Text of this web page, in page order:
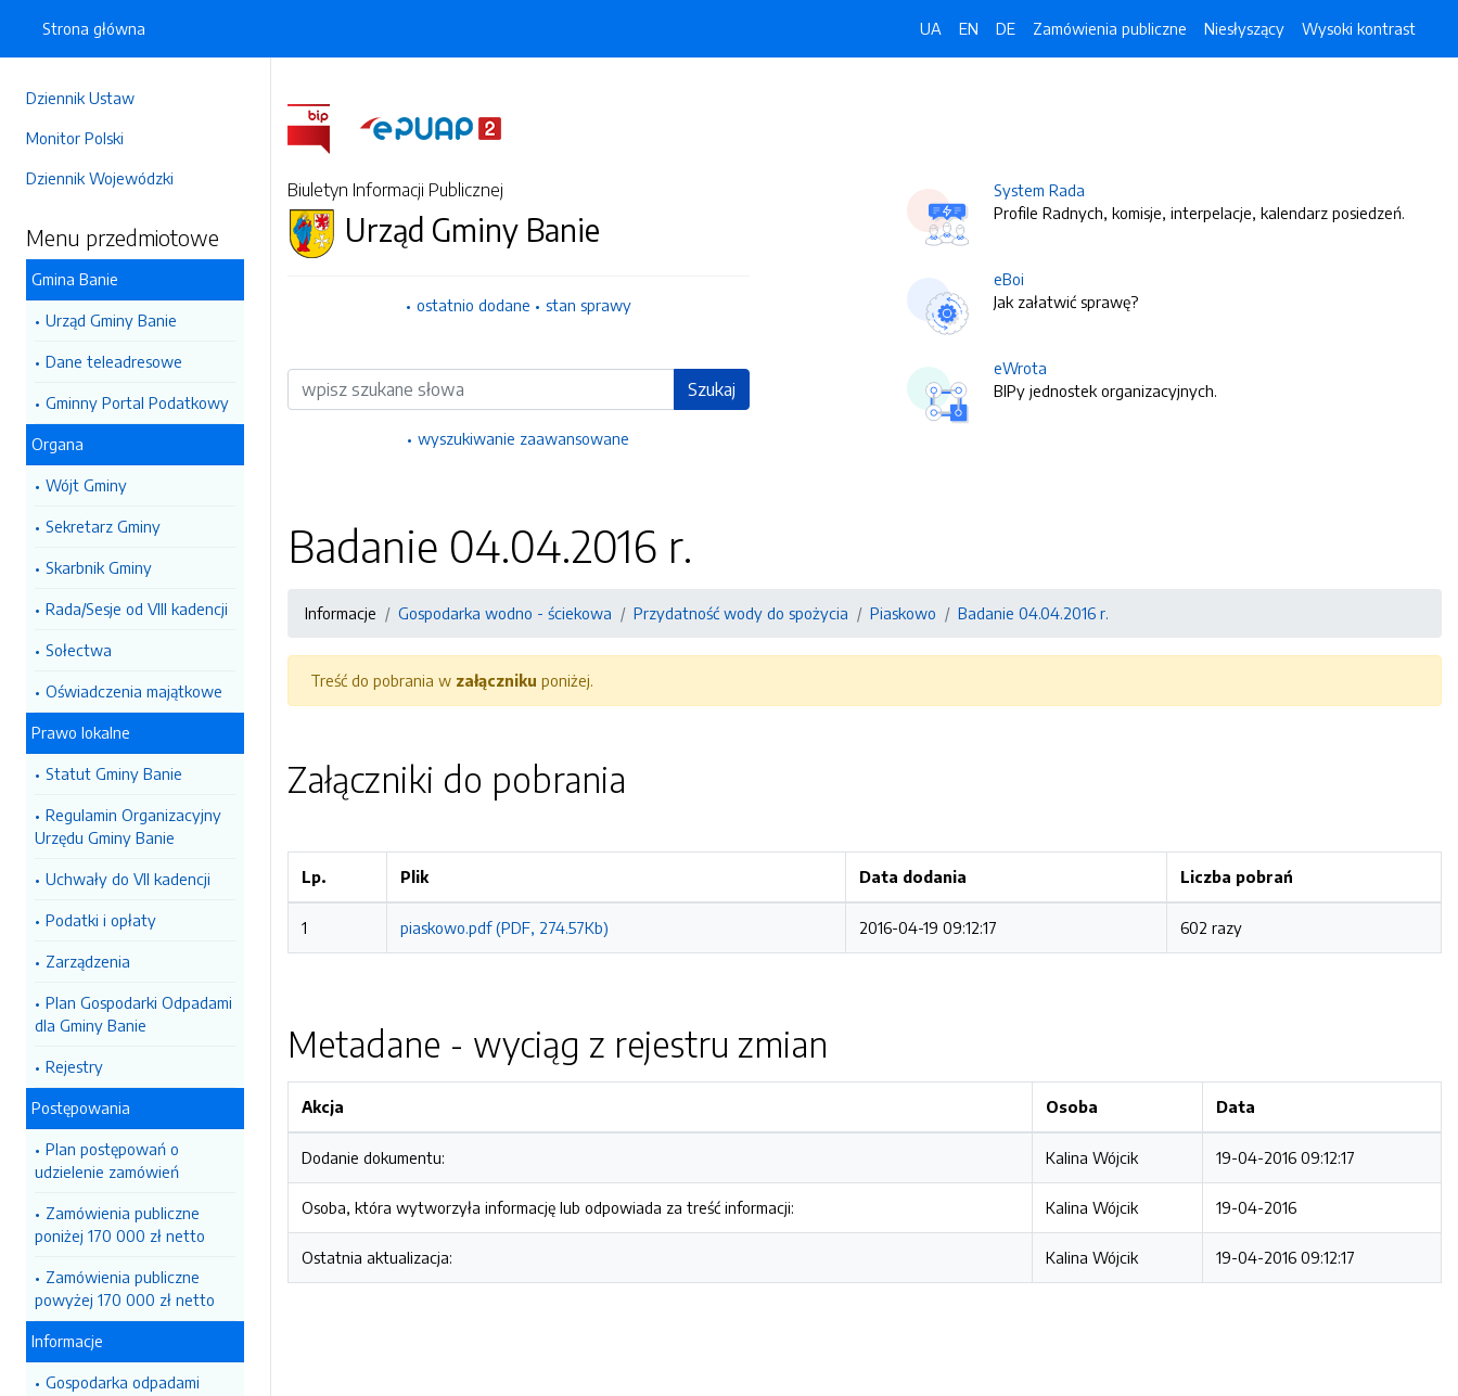
Dziennik Ustaw
Monitor Polski
Dziennik Wojewódzki
Menu przedmiotowe
Gmina Banie
Urząd Gminy Banie
Dane teleadresowe
Gminny Portal Podatkowy
Organa
Wójt Gminy
Sekretarz Gminy
Skarbnik Gminy
Rada/Sesje od VIII kadencji
Sołectwa
Oświadczenia majątkowe
Prawo lokalne
Statut Gminy Banie
Regulamin Organizacyjny
Urzędu Gminy Banie
Uchwały do VII kadencji
Podatki i opłaty
Zarządzenia
Plan Gospodarki Odpadami
dla Gminy Banie
Rejestry
Postępowania
Plan postępowań o
udzielenie zamówień
Zamówienia publiczne
poniżej 170 000 zł netto
Zamówienia publiczne
powyżej 170 000 zł netto
Informacje
Gospodarka odpadami
Strona główna UA EN DE Zamówienia publiczne Niesłyszący Wysoki kontrast
Biuletyn Informacji Publicznej
Urząd Gminy Banie
ostatnio dodane stan sprawy
Wyszukiwarka Szukaj
wyszukiwanie zaawansowane
System Rada
Profile Radnych, komisje, interpelacje, kalendarz posiedzeń.
eBoi
Jak załatwić sprawę?
eWrota
BIPy jednostek organizacyjnych.
Badanie 04.04.2016 r.
Informacje Gospodarka wodno - ściekowa Przydatność wody do spożycia Piaskowo Badanie 04.04.2016 r.
Treść do pobrania w załączniku poniżej.
Załączniki do pobrania
Lp. Plik Data dodania Liczba pobrań
1 piaskowo.pdf (PDF, 274.57Kb) 2016-04-19 09:12:17 602 razy
Metadane - wyciąg z rejestru zmian
Akcja Osoba Data
Dodanie dokumentu: Kalina Wójcik 19-04-2016 09:12:17
Osoba, która wytworzyła informację lub odpowiada za treść informacji: Kalina Wójcik 19-04-2016
Ostatnia aktualizacja: Kalina Wójcik 19-04-2016 09:12:17